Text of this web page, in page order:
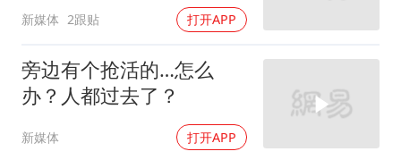
新媒体 2跟贴 打开APP
旁边有个抢活的…怎么
办？人都过去了？
新媒体 打开APP